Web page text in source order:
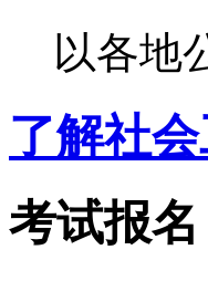
以各地
了解社
考试报名